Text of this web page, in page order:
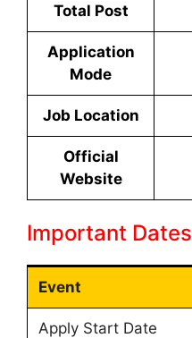
Total Post
Application
Mode
Job Location
Official
Website
Important Dates
Event
Apply Start Date